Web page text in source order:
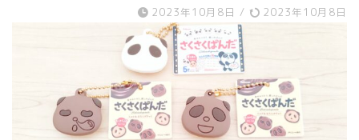
2023年10月8日 / 2023年10月8日